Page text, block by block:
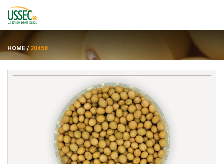
HOME / 20458